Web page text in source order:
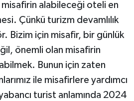
alabileceği oteli en
Çünkü turizm devamlılık
Bizim için misafir, bir günlük
önemli olan misafirin
Bunun için zaten
ile misafirlere yardımcı
turist anlamında 2024